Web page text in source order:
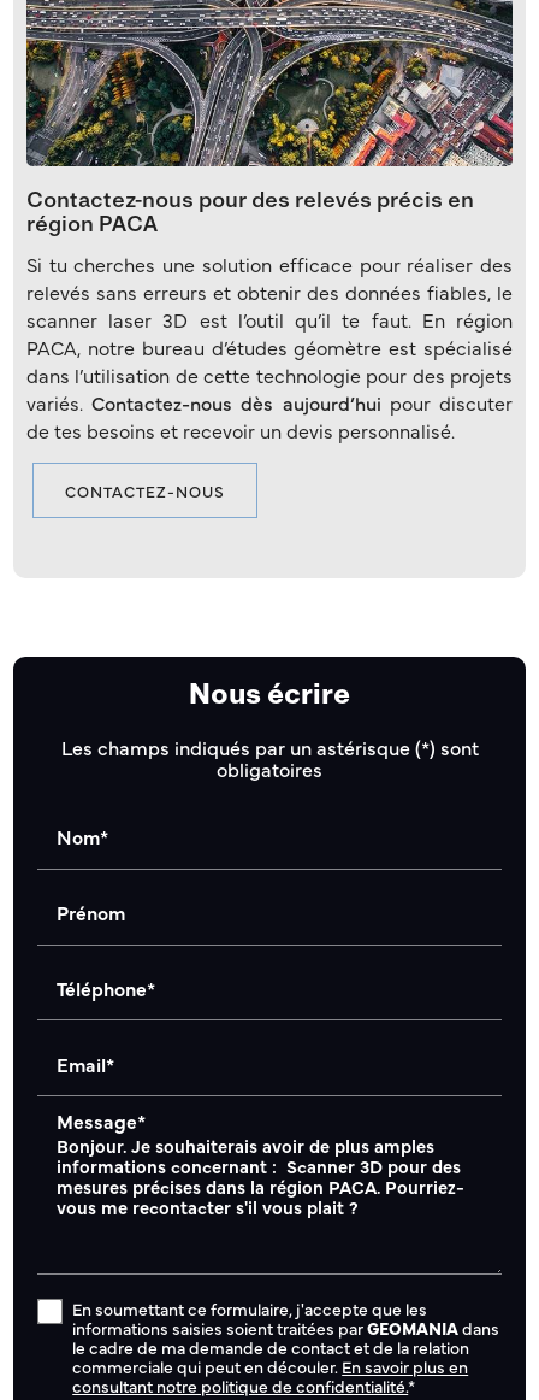
Contactez-nous pour des relevés précis en
région PACA
Si tu cherches une solution efficace pour réaliser des
relevés sans erreurs et obtenir des données fiables, le
scanner laser 3D est l’outil qu’il te faut. En région
PACA, notre bureau d’études géomètre est spécialisé
dans l’utilisation de cette technologie pour des projets
variés.Contactez-nous dès aujourd’hui pour discuter
de tes besoins et recevoir un devis personnalisé.
CONTACTEZ-NOUS
Nous écrire
Les champs indiqués par un astérisque (*) sont
obligatoires
Nom*
Prénom
Téléphone*
Email*
Message*
En soumettant ce formulaire, j'accepte que les
informations saisies soient traitées parGEOMANIAdans
le cadre de ma demande de contact et de la relation
commerciale qui peut en découler. En savoir plus en
consultant notre politique de confidentialité.*